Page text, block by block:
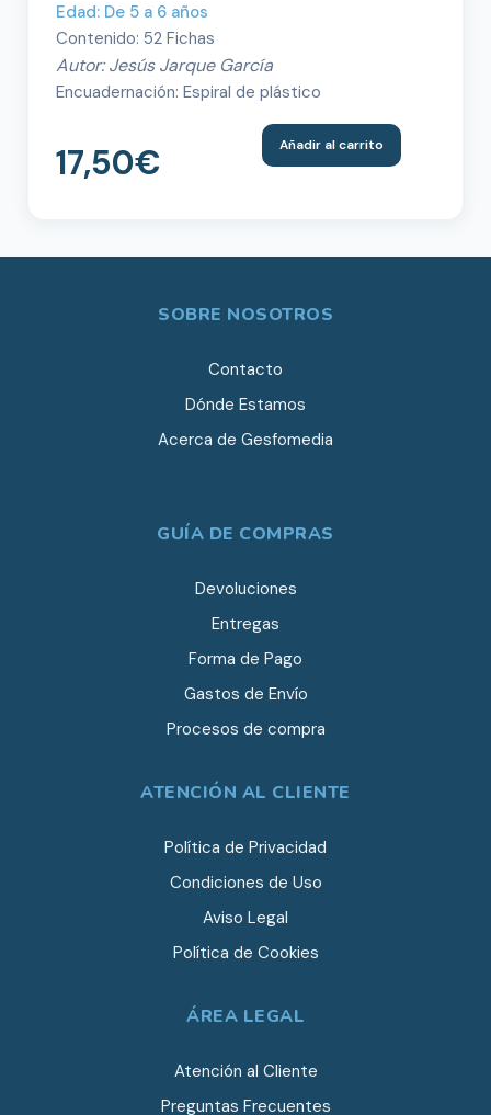
Edad: De 5 a 6 años
Contenido: 52 Fichas
Autor: Jesús Jarque García
Encuadernación: Espiral de plástico
17,50€ Añadir al carrito
SOBRE NOSOTROS
Contacto
Dónde Estamos
Acerca de Gesfomedia
GUÍA DE COMPRAS
Devoluciones
Entregas
Forma de Pago
Gastos de Envío
Procesos de compra
ATENCIÓN AL CLIENTE
Política de Privacidad
Condiciones de Uso
Aviso Legal
Política de Cookies
ÁREA LEGAL
Atención al Cliente
Preguntas Frecuentes